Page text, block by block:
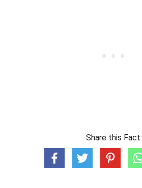
Share this Fact: